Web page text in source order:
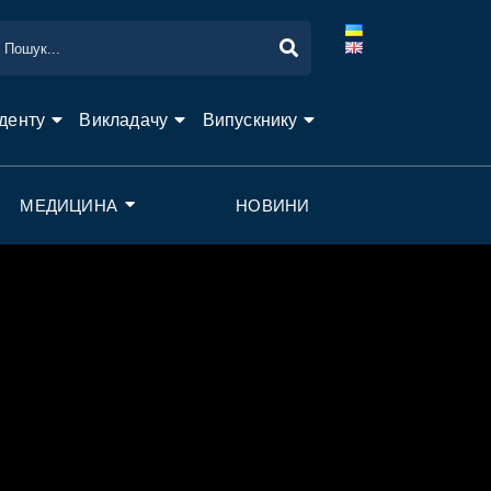
Викладачу Випускнику
МЕДИЦИНА НОВИНИ